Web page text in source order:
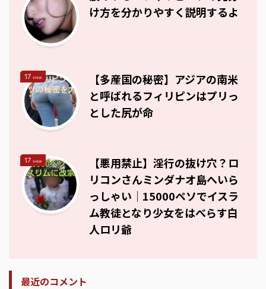
け方を分かりやすく説明するよ
17 view
【多産国の秘密】アジアの南米
と呼ばれるフィリピンはプリっ
とした尻が命
17 view
【悪用禁止】淫行の抜け穴？ロ
リコンさんミンダナオ島へいら
っしゃい｜15000ペソでイスラ
ム教徒となり少女をはべらす白
人ロリ爺
最近のコメント